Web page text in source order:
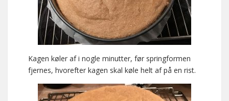
Kagen køler af i nogle minutter, før springformen
fjernes, hvorefter kagen skal køle helt af på en rist.